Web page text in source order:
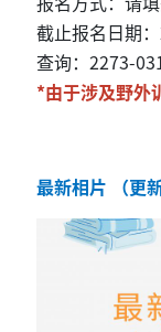
截止报名日期
查询：2273-
*由于涉及野外
最新相片 （更